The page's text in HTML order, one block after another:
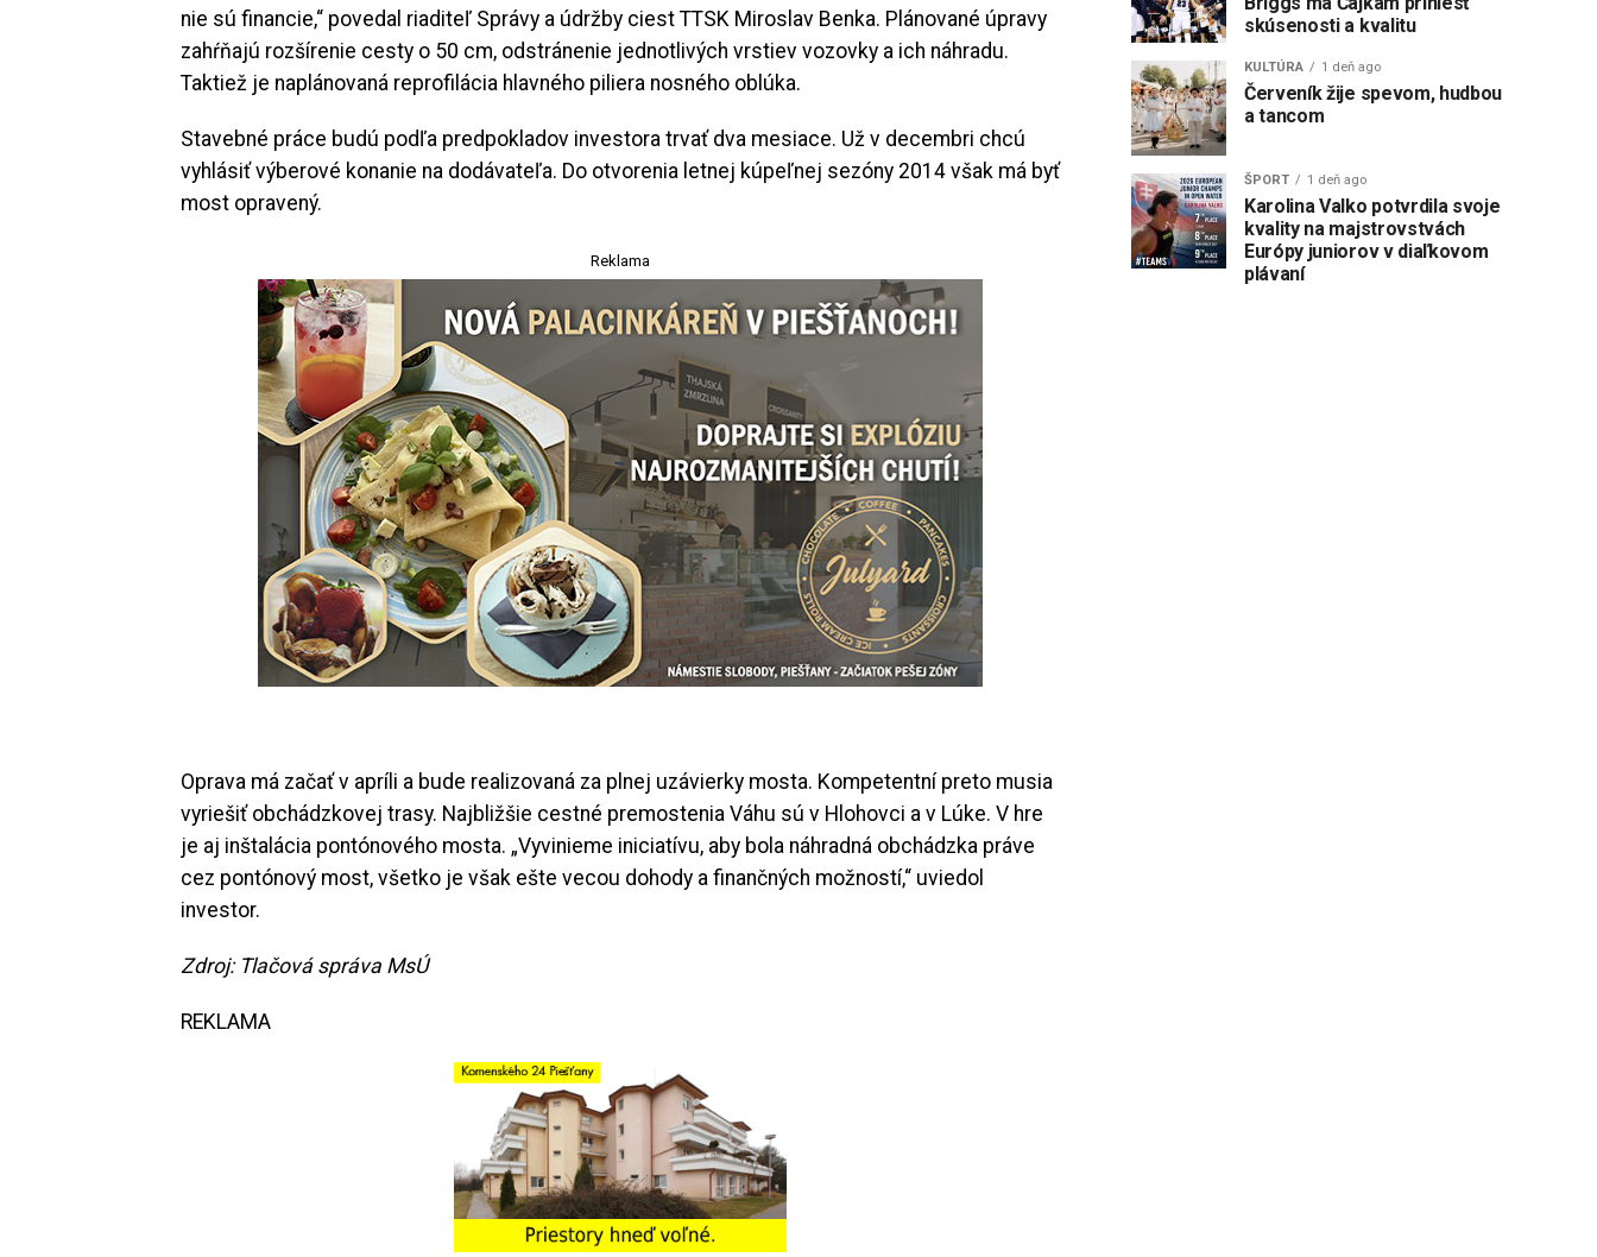
nie sú financie,“ povedal riaditeľ Správy a údržby ciest TTSK Miroslav Benka. Plánované úpravy
zahŕňajú rozšírenie cesty o 50 cm, odstránenie jednotlivých vrstiev vozovky a ich náhradu.
Taktiež je naplánovaná reprofilácia hlavného piliera nosného oblúka.
Stavebné práce budú podľa predpokladov investora trvať dva mesiace. Už v decembri chcú
vyhlásiť výberové konanie na dodávateľa. Do otvorenia letnej kúpeľnej sezóny 2014 však má byť
most opravený.
Reklama
Oprava má začať v apríli a bude realizovaná za plnej uzávierky mosta. Kompetentní preto musia
vyriešiť obchádzkovej trasy. Najbližšie cestné premostenia Váhu sú v Hlohovci a v Lúke. V hre
je aj inštalácia pontónového mosta. „Vyvinieme iniciatívu, aby bola náhradná obchádzka práve
cez pontónový most, všetko je však ešte vecou dohody a finančných možností,“ uviedol
investor.
Zdroj: Tlačová správa MsÚ
REKLAMA
skúsenosti a kvalitu
KULTÚRA 1 deň ago
Červeník žije spevom, hudbou
a tancom
ŠPORT 1 deň ago
Karolina Valko potvrdila svoje
kvality na majstrovstvách
Európy juniorov v diaľkovom
plávaní